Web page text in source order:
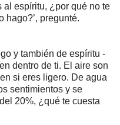
al espíritu, ¿por qué no te
hago?’, pregunté.
y también de espíritu -
dentro de ti. El aire son
si eres ligero. De agua
sentimientos y se
20%, ¿qué te cuesta